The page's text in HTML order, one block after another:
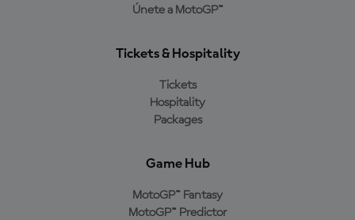
Únete a MotoGP™
Tickets & Hospitality
Tickets
Hospitality
Packages
Game Hub
MotoGP™ Fantasy
MotoGP™ Predictor